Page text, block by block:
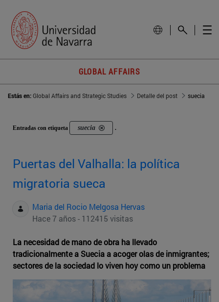
GLOBAL AFFAIRS
Estás en:Global Affairs and Strategic Studies Detalle del post suecia
Entradas con etiqueta suecia .
Puertas del Valhalla: la política
migratoria sueca
Maria del Rocio Melgosa Hervas
Hace 7 años - 112415 visitas
La necesidad de mano de obra ha llevado
tradicionalmente a Suecia a acoger olas de inmigrantes;
sectores de la sociedad lo viven hoy como un problema